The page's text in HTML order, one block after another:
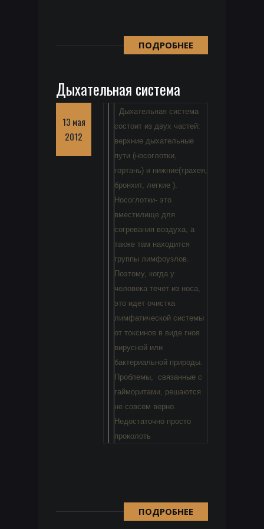
ПОДРОБНЕЕ
Дыхательная система
13 мая
2012
Дыхательная система
состоит из двух частей:
верхние дыхательные
пути (носоглотки,
гортань) и нижние(трахея,
бронхит, легкие ).
Носоглотки- это
вместилище для
согревания воздуха, а
также там находится
группы лимфоузлов.
Поэтому, когда у
человека течет из носа,
это идет очистка
лимфатической системы
от токсинов в виде гноя
вирусной или
бактериальной природы.
Проблемы, связанные с
гайморитами, решаются
не совсем верно.
Недостаточно просто
проколоть
ПОДРОБНЕЕ